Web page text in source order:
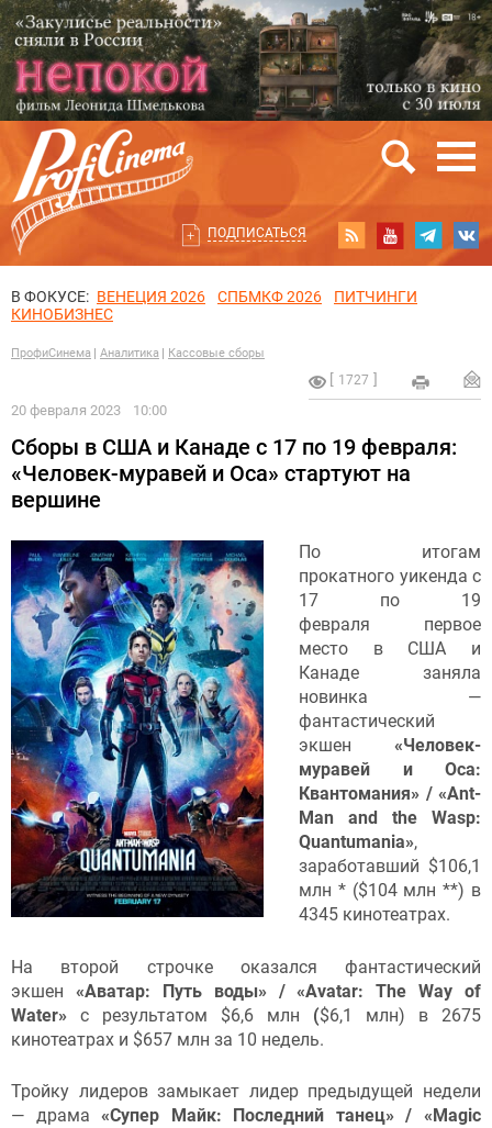
ПОДПИСАТЬСЯ
В ФОКУСЕ: ВЕНЕЦИЯ 2026 СПБМКФ 2026
ПИТЧИНГИ
КИНОБИЗНЕС
ПрофиСинема Аналитика Кассовые сборы
1727
20 февраля 2023 10:00
Сборы в США и Канаде с 17 по 19 февраля:
«Человек-муравей и Оса» стартуют на
вершине
По итогам
прокатного уикенда с
17 по 19
февраля первое
место в США и
Канаде заняла
новинка —
фантастический
экшен «Человек-
муравей и Оса:
Квантомания» / «Ant-
Man and the Wasp:
Quantumania»,
заработавший $106,1
млн * ($104 млн **) в
4345 кинотеатрах.
На второй строчке оказался фантастический
экшен «Аватар: Путь воды» / «Avatar: The Way of
Water» с результатом $6,6 млн ($6,1 млн) в 2675
кинотеатрах и $657 млн за 10 недель.
Тройку лидеров замыкает лидер предыдущей недели
— драма«Супер Майк: Последний танец» / «Magic